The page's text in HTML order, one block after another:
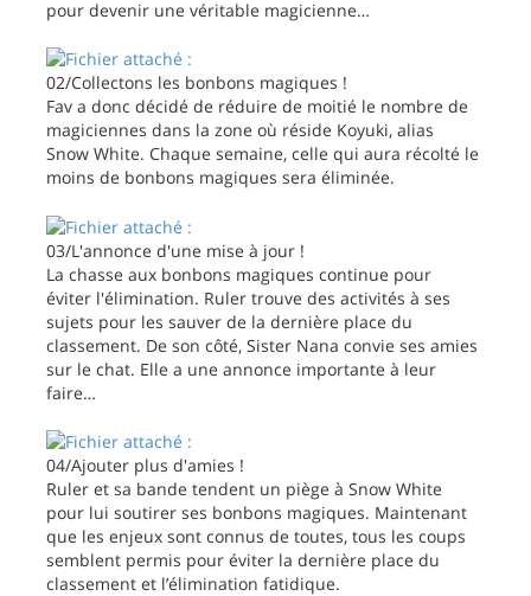
pour devenir une véritable magicienne…
02/Collectons les bonbons magiques !
Fav a donc décidé de réduire de moitié le nombre de
magiciennes dans la zone où réside Koyuki, alias
Snow White. Chaque semaine, celle qui aura récolté le
moins de bonbons magiques sera éliminée.
03/L'annonce d'une mise à jour !
La chasse aux bonbons magiques continue pour
éviter l'élimination. Ruler trouve des activités à ses
sujets pour les sauver de la dernière place du
classement. De son côté, Sister Nana convie ses amies
sur le chat. Elle a une annonce importante à leur
faire…
04/Ajouter plus d'amies !
Ruler et sa bande tendent un piège à Snow White
pour lui soutirer ses bonbons magiques. Maintenant
que les enjeux sont connus de toutes, tous les coups
semblent permis pour éviter la dernière place du
classement et l’élimination fatidique.